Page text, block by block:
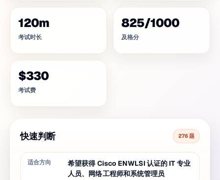
120m
考试时长
825/1000
及格分
$330
考试费
快速判断 276 题
适合方向
希望获得 Cisco ENWLSI 认证的 IT 专业
人员、网络工程师和系统管理员